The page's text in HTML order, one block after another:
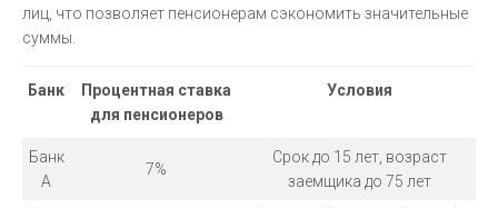
лиц, что позволяет пенсионерам сэкономить значительные
суммы.
Банк
Процентная ставка
для пенсионеров
Условия
Банк
А
7%
Срок до 15 лет, возраст
заемщика до 75 лет